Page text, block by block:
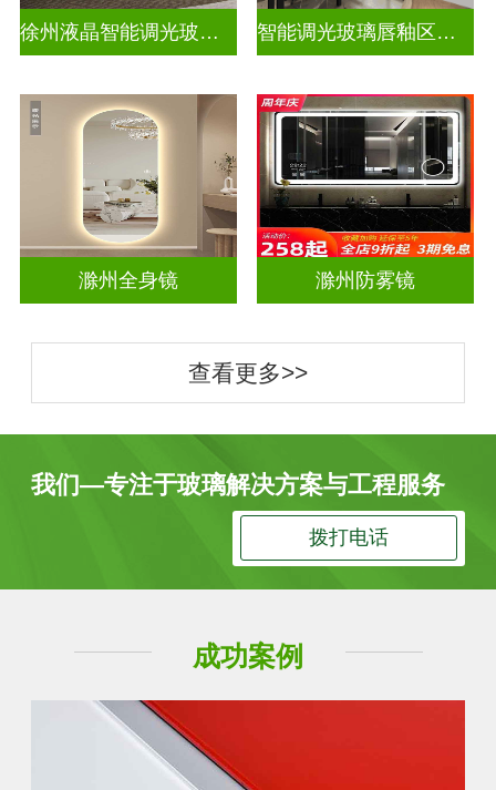
徐州液晶智能调光玻璃定做电话 智能调光玻璃唇釉区别图片高清
滁州全身镜 滁州防雾镜
查看更多>>
我们—专注于玻璃解决方案与工程服务
拨打电话
成功案例